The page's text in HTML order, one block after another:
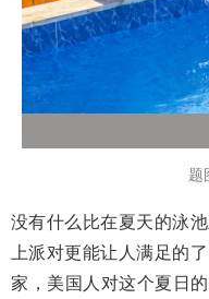
题
没有什么比在夏天的泳
上派对更能让人满足的
家，美国人对这个夏日